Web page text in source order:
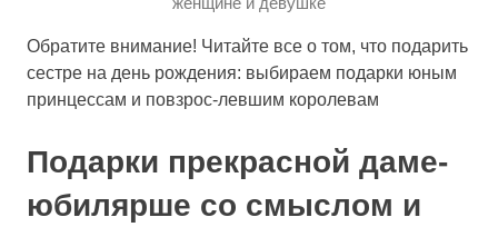
Обратите внимание! Читайте все о том, что подарить
сестре на день рождения: выбираем подарки юным
принцессам и повзрос-левшим королевам
Подарки прекрасной даме-
юбилярше со смыслом и